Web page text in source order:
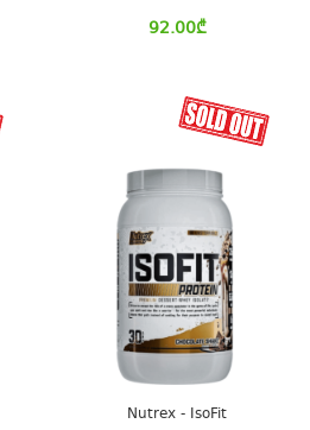
92.00₾
Nutrex - IsoFit